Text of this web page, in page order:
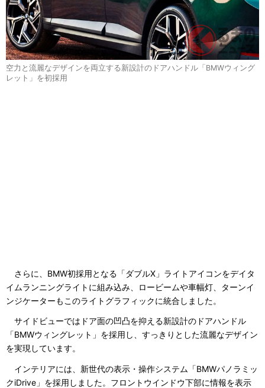
空力と流麗なデザインを両立する新設計のドアハンドル「BMWウィング
レット」を初採用
さらに、BMW初採用となる「ダブルX」ライトアイコンをデイタ
イムランニングライトに組み込み、ロービームや車幅灯、ターンイ
ンジケーターもこのライトグラフィックに統合しました。
サイドビューではドア面の凹凸を抑える新設計のドアハンドル
「BMWウィングレット」を採用し、すっきりとした流麗なデザイン
を実現しています。
インテリアには、新世代の表示・操作システム「BMWパノラミッ
クiDrive」を採用しました。フロントウインドウ下部に情報を表示